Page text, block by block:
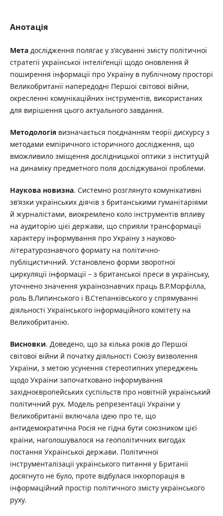
Анотація
Метадослідження полягає у з’ясуванні змісту політичної
стратегії української інтеліґенції щодо оновлення й
поширення інформації про Україну в публічному просторі
Великобританії напередодні Першої світової війни,
окресленні комунікаційних інструментів, використаних
для вирішення цього актуального завдання.
Методологіявизначається поєднанням теорії дискурсу з
методами емпіричного історичного дослідження, що
вможливило зміщення дослідницької оптики з інституцій
на динаміку предметного поля досліджуваної проблеми.
Наукова новизна. Системно розглянуто комунікативні
зв’язки українських діячів з британськими гуманітаріями
й журналістами, виокремлено коло інструментів впливу
на аудиторію цієї держави, що сприяли трансформації
характеру інформування про Україну з науково-
літературознавчого формату на політично-
публіцистичний. Установлено форми зворотної
циркуляції інформації – з британської преси в українську,
уточнено значення українознавчих праць В.Р.Морфілла,
роль В.Липинського і В.Степанківського у спрямуванні
діяльності Українського інформаційного комітету на
Великобританію.
Висновки. Доведено, що за кілька років до Першої
світової війни й початку діяльності Союзу визволення
України, з метою усунення стереотипних упереджень
щодо України започатковано інформування
західноєвропейських суспільств про новітній український
політичний рух. Модель репрезентації України у
Великобританії включала ідею про те, що
антидемократична Росія не гідна бути союзником цієї
країни, наголошувалося на геополітичних вигодах
постання Української держави. Політичної
інструменталізації українського питання у Британії
досягнуто не було, проте відбулася інкорпорація в
інформаційний простір політичного змісту українського
руху.